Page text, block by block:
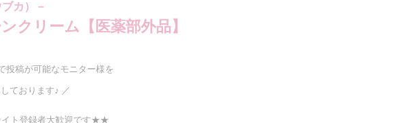
カ）－
クリーム【医薬部外品】
投稿が可能なモニター様を
ております♪ ／
イト登録者大歓迎です★★